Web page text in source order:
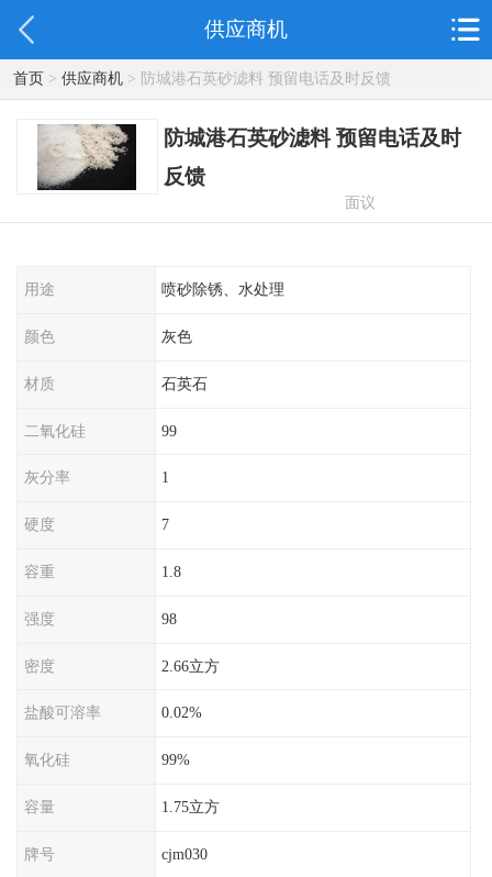
供应商机
首页> 供应商机> 防城港石英砂滤料 预留电话及时反馈
防城港石英砂滤料 预留电话及时
反馈
面议
用途 喷砂除锈、水处理
颜色 灰色
材质 石英石
二氧化硅 99
灰分率 1
硬度 7
容重 1.8
强度 98
密度 2.66立方
盐酸可溶率 0.02%
氧化硅 99%
容量 1.75立方
牌号 cjm030